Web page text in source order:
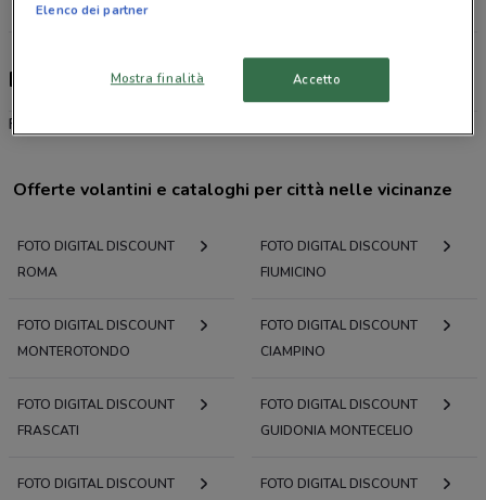
Foto Digital Discount, offerte e negozi
Foto Digital Discount
Offerte volantini e cataloghi per città nelle vicinanze
FOTO DIGITAL DISCOUNT
ROMA
FOTO DIGITAL DISCOUNT
FIUMICINO
FOTO DIGITAL DISCOUNT
MONTEROTONDO
FOTO DIGITAL DISCOUNT
CIAMPINO
FOTO DIGITAL DISCOUNT
FRASCATI
FOTO DIGITAL DISCOUNT
GUIDONIA MONTECELIO
FOTO DIGITAL DISCOUNT
FOTO DIGITAL DISCOUNT
Elenco dei partner
Mostra finalità Accetto